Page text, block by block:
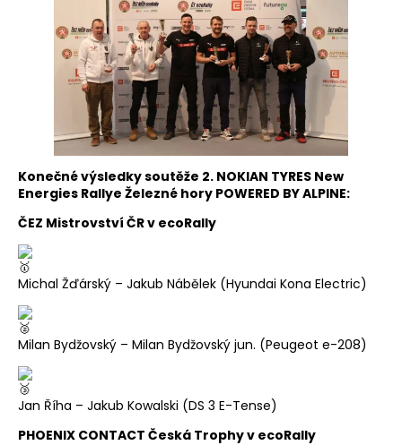
Konečné výsledky soutěže 2. NOKIAN TYRES New
Energies Rallye Železné hory POWERED BY ALPINE:
ČEZ Mistrovství ČR v ecoRally
Michal Žďárský – Jakub Nábělek (Hyundai Kona Electric)
Milan Bydžovský – Milan Bydžovský jun. (Peugeot e-208)
Jan Říha – Jakub Kowalski (DS 3 E-Tense)
PHOENIX CONTACT Česká Trophy v ecoRally